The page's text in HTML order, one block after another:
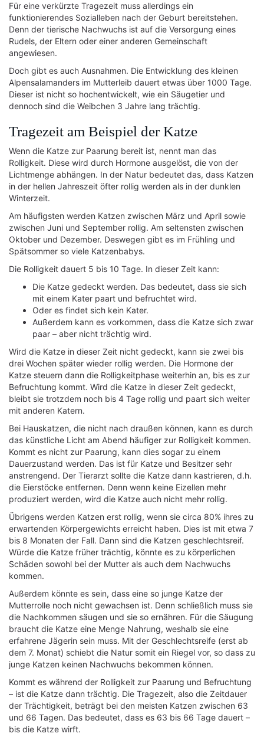
Für eine verkürzte Tragezeit muss allerdings ein
funktionierendes Sozialleben nach der Geburt bereitstehen.
Denn der tierische Nachwuchs ist auf die Versorgung eines
Rudels, der Eltern oder einer anderen Gemeinschaft
angewiesen.
Doch gibt es auch Ausnahmen. Die Entwicklung des kleinen
Alpensalamanders im Mutterleib dauert etwas über 1000 Tage.
Dieser ist nicht so hochentwickelt, wie ein Säugetier und
dennoch sind die Weibchen 3 Jahre lang trächtig.
Tragezeit am Beispiel der Katze
Wenn die Katze zur Paarung bereit ist, nennt man das
Rolligkeit. Diese wird durch Hormone ausgelöst, die von der
Lichtmenge abhängen. In der Natur bedeutet das, dass Katzen
in der hellen Jahreszeit öfter rollig werden als in der dunklen
Winterzeit.
Am häufigsten werden Katzen zwischen März und April sowie
zwischen Juni und September rollig. Am seltensten zwischen
Oktober und Dezember. Deswegen gibt es im Frühling und
Spätsommer so viele Katzenbabys.
Die Rolligkeit dauert 5 bis 10 Tage. In dieser Zeit kann:
Die Katze gedeckt werden. Das bedeutet, dass sie sich
mit einem Kater paart und befruchtet wird.
Oder es findet sich kein Kater.
Außerdem kann es vorkommen, dass die Katze sich zwar
paar – aber nicht trächtig wird.
Wird die Katze in dieser Zeit nicht gedeckt, kann sie zwei bis
drei Wochen später wieder rollig werden. Die Hormone der
Katze steuern dann die Rolligkeitphase weiterhin an, bis es zur
Befruchtung kommt. Wird die Katze in dieser Zeit gedeckt,
bleibt sie trotzdem noch bis 4 Tage rollig und paart sich weiter
mit anderen Katern.
Bei Hauskatzen, die nicht nach draußen können, kann es durch
das künstliche Licht am Abend häufiger zur Rolligkeit kommen.
Kommt es nicht zur Paarung, kann dies sogar zu einem
Dauerzustand werden. Das ist für Katze und Besitzer sehr
anstrengend. Der Tierarzt sollte die Katze dann kastrieren, d.h.
die Eierstöcke entfernen. Denn wenn keine Eizellen mehr
produziert werden, wird die Katze auch nicht mehr rollig.
Übrigens werden Katzen erst rollig, wenn sie circa 80% ihres zu
erwartenden Körpergewichts erreicht haben. Dies ist mit etwa 7
bis 8 Monaten der Fall. Dann sind die Katzen geschlechtsreif.
Würde die Katze früher trächtig, könnte es zu körperlichen
Schäden sowohl bei der Mutter als auch dem Nachwuchs
kommen.
Außerdem könnte es sein, dass eine so junge Katze der
Mutterrolle noch nicht gewachsen ist. Denn schließlich muss sie
die Nachkommen säugen und sie so ernähren. Für die Säugung
braucht die Katze eine Menge Nahrung, weshalb sie eine
erfahrene Jägerin sein muss. Mit der Geschlechtsreife (erst ab
dem 7. Monat) schiebt die Natur somit ein Riegel vor, so dass zu
junge Katzen keinen Nachwuchs bekommen können.
Kommt es während der Rolligkeit zur Paarung und Befruchtung
– ist die Katze dann trächtig. Die Tragezeit, also die Zeitdauer
der Trächtigkeit, beträgt bei den meisten Katzen zwischen 63
und 66 Tagen. Das bedeutet, dass es 63 bis 66 Tage dauert –
bis die Katze wirft.